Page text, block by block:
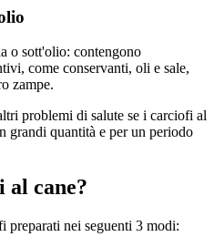
o sott'olio: contengono
come conservanti, oli e sale,
zampe.
problemi di salute se i carciofi al
grandi quantità e per un periodo
al cane?
preparati nei seguenti 3 modi: